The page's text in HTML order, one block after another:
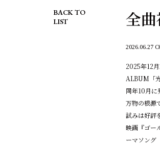
BACK TO
LIST
全
2026.06.27
2025年12
ALBUM「
同年10月に
万物の根源
試みは好評
映画『ゴー
ーマソング